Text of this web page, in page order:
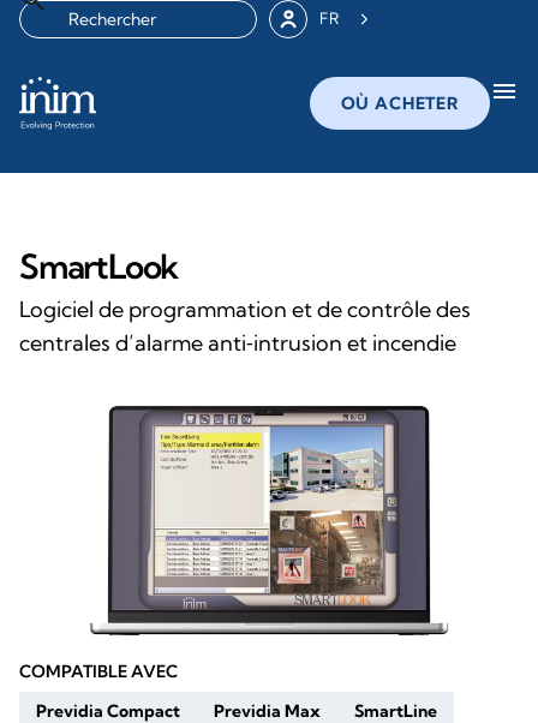
FR
OÙ ACHETER menu
SmartLook
Logiciel de programmation et de contrôle des
centrales d’alarme anti‑intrusion et incendie
COMPATIBLE AVEC
Previdia Compact
Previdia Max SmartLine